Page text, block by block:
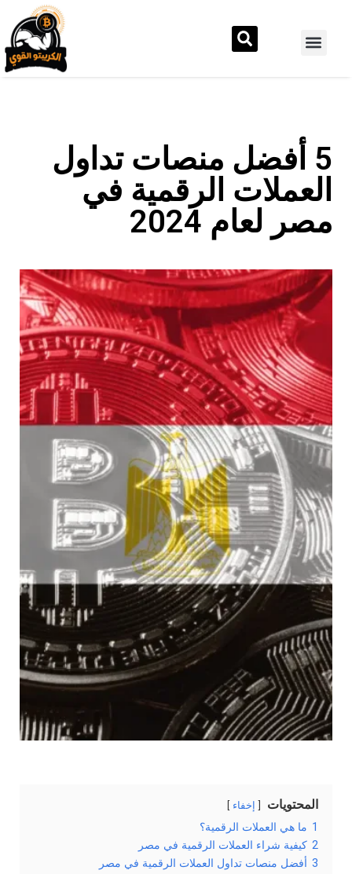
5 أفضل منصات تداول
العملات الرقمية في
مصر لعام 2024
المحتويات إخفاء
1 ما هي العملات الرقمية؟
2 كيفية شراء العملات الرقمية في مصر
3 أفضل منصات تداول العملات الرقمية في مصر